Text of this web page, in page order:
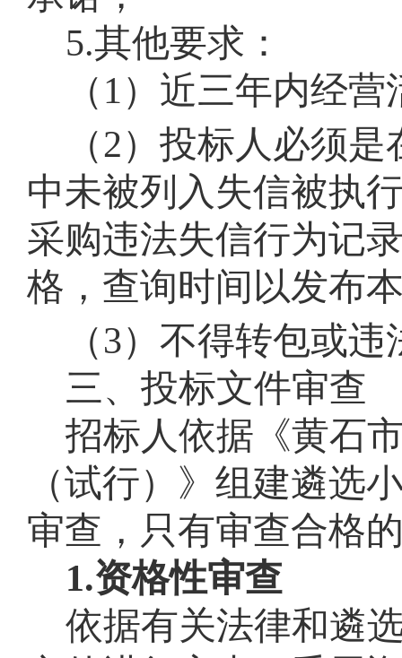
5.其他要求：
（1）近三年内经
（2）投标人必须
中未被列入失信被执
采购违法失信行为记
格，查询时间以发布
（3）不得转包或
三、投标文件审查
招标人依据《黄石
（试行） 》组建遴选
审查，只有审查合格
1.资格性审查
依据有关法律和遴